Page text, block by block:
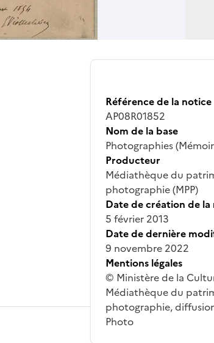
Référence de la notice
AP08R01852
Nom de la base
Photographies
Producteur
Médiathèque du
photographie (MPP)
Date de création de
5 février 2013
Date de dernière
9 novembre 2022
Mentions légales
© Ministère de la
Médiathèque du
photographie,
Photo